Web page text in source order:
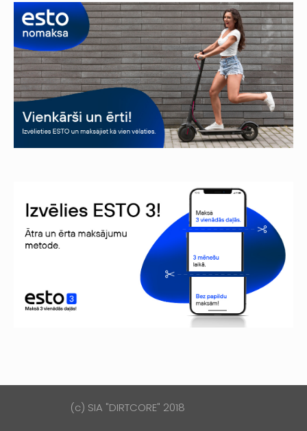
(c) SIA "DIRTCORE" 2018